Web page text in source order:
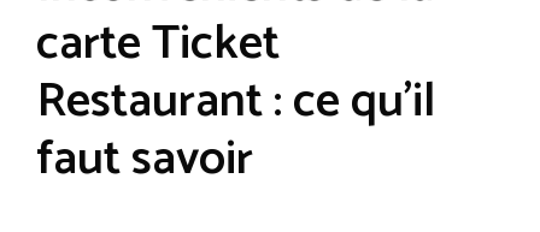
carte Ticket
Restaurant : ce qu’il
faut savoir